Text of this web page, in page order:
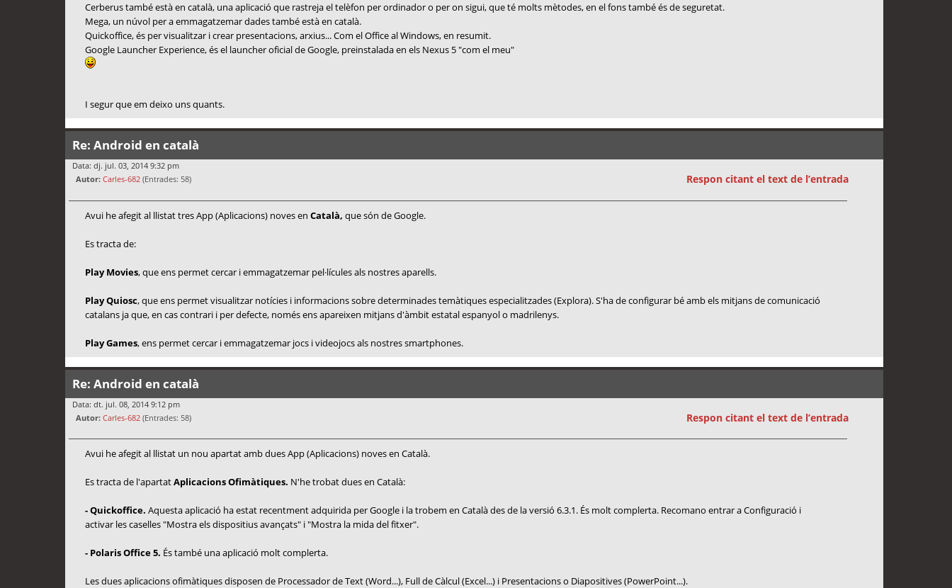
Cerberus també està en català, una aplicació que rastreja el telèfon per ordinador o per on sigui, que té molts mètodes, en el fons també és de seguretat.
Mega, un núvol per a emmagatzemar dades també està en català.
Quickoffice, és per visualitzar i crear presentacions, arxius... Com el Office al Windows, en resumit.
Google Launcher Experience, és el launcher oficial de Google, preinstalada en els Nexus 5 "com el meu"
I segur que em deixo uns quants.
Re: Android en català
Data: dj. jul. 03, 2014 9:32 pm
Autor: Carles-682 (Entrades: 58) Respon citant el text de l’entrada
Avui he afegit al llistat tres App (Aplicacions) noves en Català, que són de Google.
Es tracta de:
Play Movies, que ens permet cercar i emmagatzemar pel·lícules als nostres aparells.
Play Quiosc, que ens permet visualitzar notícies i informacions sobre determinades temàtiques especialitzades (Explora). S'ha de configurar bé amb els mitjans de comunicació
catalans ja que, en cas contrari i per defecte, només ens apareixen mitjans d'àmbit estatal espanyol o madrilenys.
Play Games, ens permet cercar i emmagatzemar jocs i videojocs als nostres smartphones.
Re: Android en català
Data: dt. jul. 08, 2014 9:12 pm
Autor: Carles-682 (Entrades: 58) Respon citant el text de l’entrada
Avui he afegit al llistat un nou apartat amb dues App (Aplicacions) noves en Català.
Es tracta de l'apartatAplicacions Ofimàtiques. N'he trobat dues en Català:
- Quickoffice. Aquesta aplicació ha estat recentment adquirida per Google i la trobem en Català des de la versió 6.3.1. És molt complerta. Recomano entrar a Configuració i
activar les caselles "Mostra els dispositius avançats" i "Mostra la mida del fitxer".
- Polaris Office 5. És també una aplicació molt complerta.
Les dues aplicacions ofimàtiques disposen de Processador de Text (Word...), Full de Càlcul (Excel...) i Presentacions o Diapositives (PowerPoint...).